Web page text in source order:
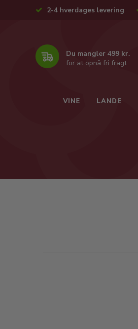
2-4 hverdages levering
Du mangler 499 kr.
for at opnå fri fragt
VINE LANDE